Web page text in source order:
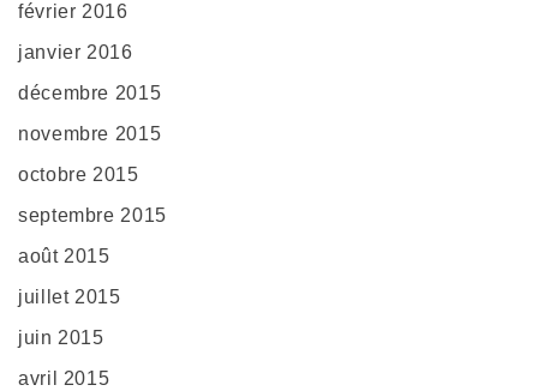
février 2016
janvier 2016
décembre 2015
novembre 2015
octobre 2015
septembre 2015
août 2015
juillet 2015
juin 2015
avril 2015